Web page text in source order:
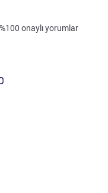
onaylı yorumlar
5